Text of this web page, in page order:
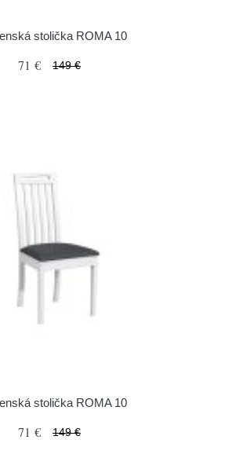
stolička ROMA 10
71 € 149 €
stolička ROMA 10
71 € 149 €